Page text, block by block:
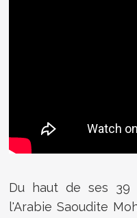
Du haut de ses
l'Arabie Saoudite